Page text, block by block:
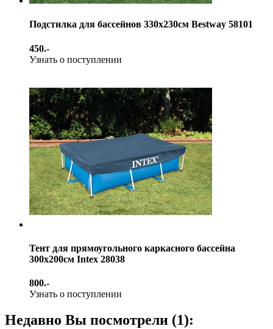
Подстилка для бассейнов 330х230см Bestway 58101
450.-
Узнать о поступлении
Тент для прямоугольного каркасного бассейна
300х200см Intex 28038
800.-
Узнать о поступлении
Недавно Вы посмотрели (1):